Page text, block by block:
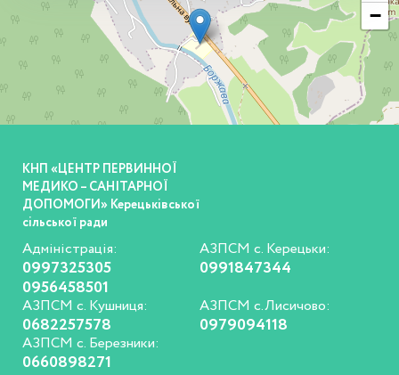
−
КНП «ЦЕНТР ПЕРВИННОЇ
МЕДИКО – САНІТАРНОЇ
ДОПОМОГИ» Керецьківської
сільської ради
Адміністрація:
0997325305
0956458501
АЗПСМ с. Керецьки:
0991847344
АЗПСМ с. Кушниця:
0682257578
АЗПСМ с.Лисичово:
0979094118
АЗПСМ с. Березники:
0660898271